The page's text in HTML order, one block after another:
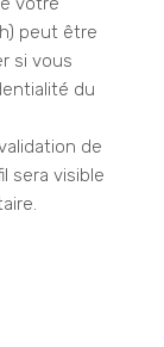
peut être
si vous
du
de
sera visible